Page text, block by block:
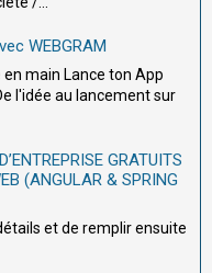
WEBGRAM
main Lance ton App
l'idée au lancement sur
GRATUITS
(ANGULAR & SPRING
et de remplir ensuite